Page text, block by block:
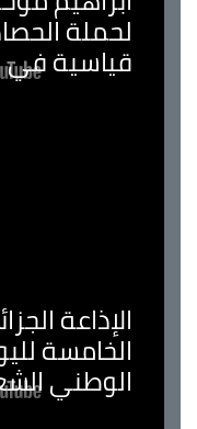
لحملة
قياسية في
الإذاعة
الخامسة
الوطني